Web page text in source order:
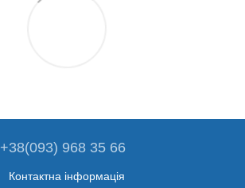
+38(093) 968 35 66
Контактна інформація